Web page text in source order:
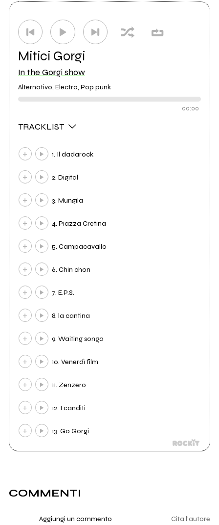
Mitici Gorgi
In the Gorgi show
Alternativo, Electro, Pop punk
00:00
TRACKLIST
1. Il dadarock
2. Digital
3. Mungila
4. Piazza Cretina
5. Campacavallo
6. Chin chon
7. E.P.S.
8. la cantina
9. Waiting songa
10. Venerdì film
11. Zenzero
12. I canditi
13. Go Gorgi
COMMENTI
Aggiungi un commento Cita l'autore